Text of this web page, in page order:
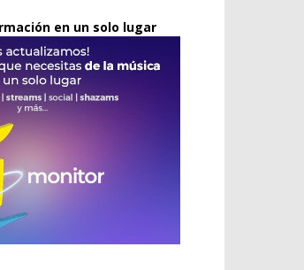
en un solo lugar